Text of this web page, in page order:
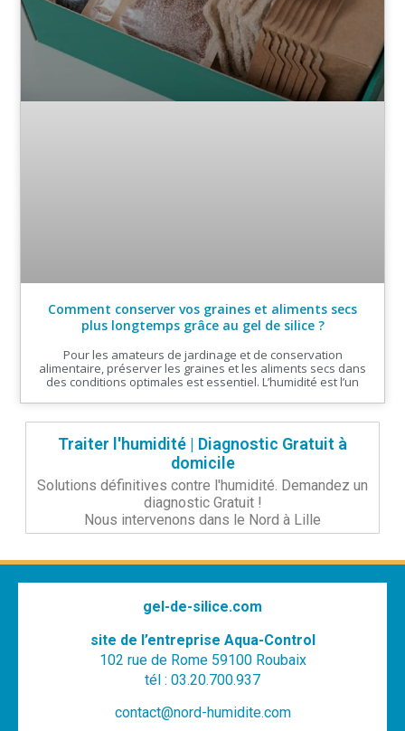
Comment conserver vos graines et aliments secs
plus longtemps grâce au gel de silice ?
Pour les amateurs de jardinage et de conservation
alimentaire, préserver les graines et les aliments secs dans
des conditions optimales est essentiel. L’humidité est l’un
Traiter l'humidité | Diagnostic Gratuit à
domicile
Solutions définitives contre l'humidité. Demandez un
diagnostic Gratuit !
Nous intervenons dans le Nord à Lille
gel-de-silice.com
site de l’entreprise Aqua-Control
102 rue de Rome 59100 Roubaix
tél : 03.20.700.937
contact@nord-humidite.com